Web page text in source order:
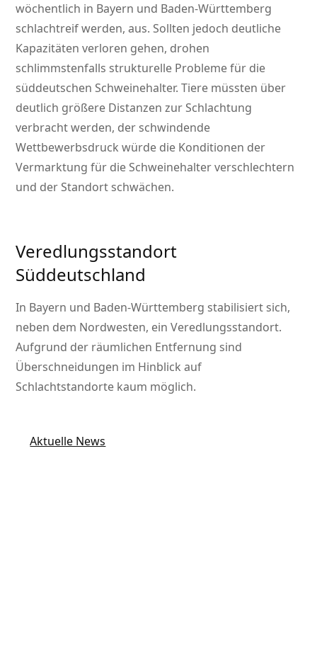
wöchentlich in Bayern und Baden-Württemberg
schlachtreif werden, aus. Sollten jedoch deutliche
Kapazitäten verloren gehen, drohen
schlimmstenfalls strukturelle Probleme für die
süddeutschen Schweinehalter. Tiere müssten über
deutlich größere Distanzen zur Schlachtung
verbracht werden, der schwindende
Wettbewerbsdruck würde die Konditionen der
Vermarktung für die Schweinehalter verschlechtern
und der Standort schwächen.
Veredlungsstandort
Süddeutschland
In Bayern und Baden-Württemberg stabilisiert sich,
neben dem Nordwesten, ein Veredlungsstandort.
Aufgrund der räumlichen Entfernung sind
Überschneidungen im Hinblick auf
Schlachtstandorte kaum möglich.
Aktuelle News